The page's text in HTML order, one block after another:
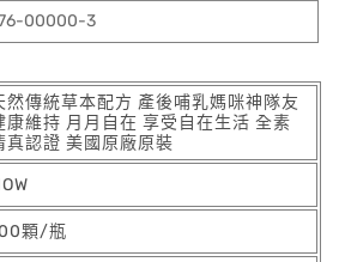
00000-3
然傳統草本配方 產後哺乳媽咪神隊友
康維持 月月自在 享受自在生活 全素
真認證 美國原廠原裝
顆/瓶